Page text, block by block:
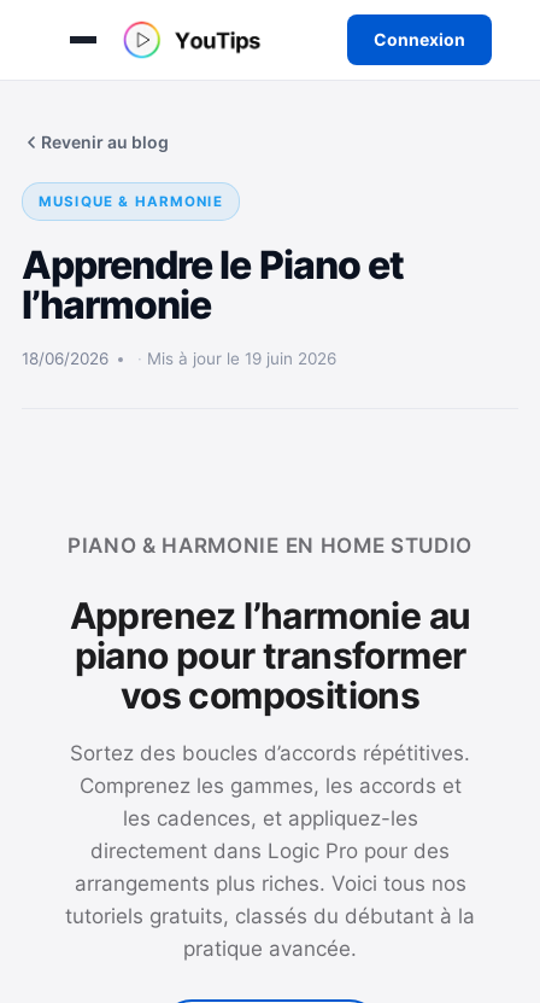
Connexion
Revenir au blog
MUSIQUE & HARMONIE
Apprendre le Piano et
l’harmonie
18/06/2026 Mis à jour le 19 juin 2026
PIANO & HARMONIE EN HOME STUDIO
Apprenez l’harmonie au
piano pour transformer
vos compositions
Sortez des boucles d’accords répétitives.
Comprenez les gammes, les accords et
les cadences, et appliquez-les
directement dans Logic Pro pour des
arrangements plus riches. Voici tous nos
tutoriels gratuits, classés du débutant à la
pratique avancée.